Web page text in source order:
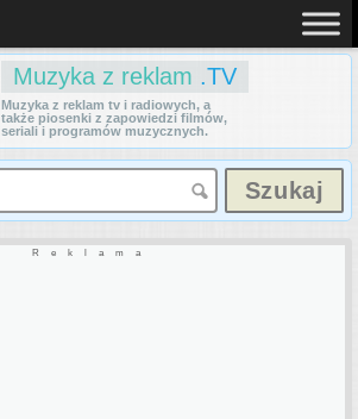
Muzyka z reklam .TV
Muzyka z reklam tv i radiowych, a
także piosenki z zapowiedzi filmów,
seriali i programów muzycznych.
Reklama